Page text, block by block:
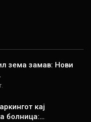
зема замав: Нови
кај
болница:…